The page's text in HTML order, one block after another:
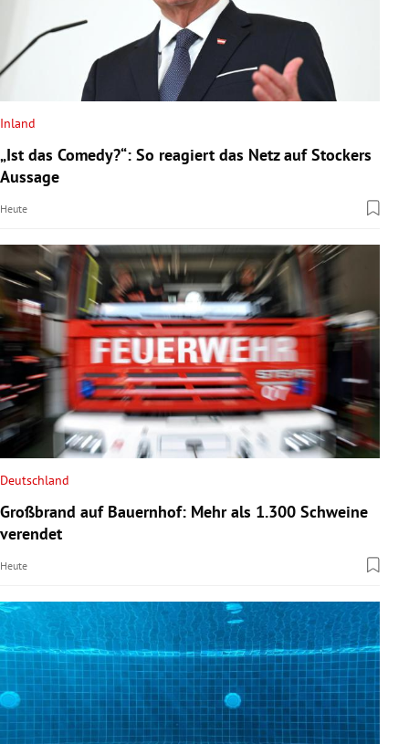
Inland
„Ist das Comedy?“: So reagiert das Netz auf Stockers
Aussage
Heute
Deutschland
Großbrand auf Bauernhof: Mehr als 1.300 Schweine
verendet
Heute